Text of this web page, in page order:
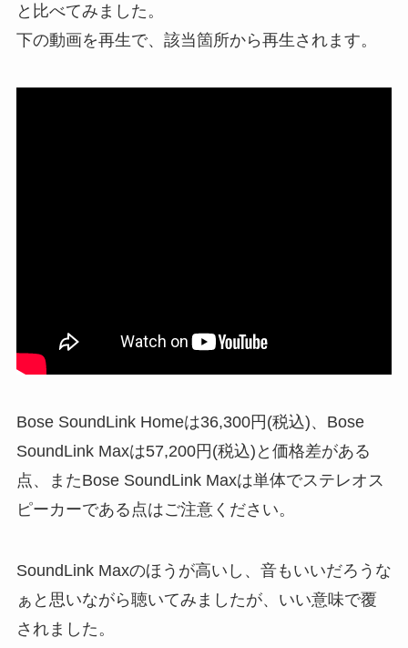
と比べてみました。
下の動画を再生で、該当箇所から再生されます。
Bose SoundLink Homeは36,300円(税込)、Bose
SoundLink Maxは57,200円(税込)と価格差がある
点、またBose SoundLink Maxは単体でステレオス
ピーカーである点はご注意ください。
SoundLink Maxのほうが高いし、音もいいだろうな
ぁと思いながら聴いてみましたが、いい意味で覆
されました。